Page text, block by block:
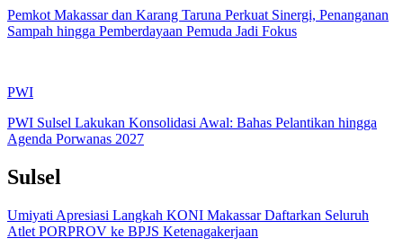
Pemkot Makassar dan Karang Taruna Perkuat Sinergi, Penanganan
Sampah hingga Pemberdayaan Pemuda Jadi Fokus
PWI
PWI Sulsel Lakukan Konsolidasi Awal: Bahas Pelantikan hingga
Agenda Porwanas 2027
Sulsel
Umiyati Apresiasi Langkah KONI Makassar Daftarkan Seluruh
Atlet PORPROV ke BPJS Ketenagakerjaan